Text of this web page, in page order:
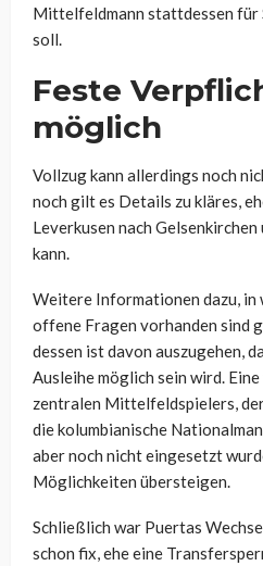
Mittelfeldmann stattdessen für
soll.
Feste
möglich
Vollzug kann allerdings noch
noch gilt es Details zu kläres,
Leverkusen nach
kann.
Weitere Informationen dazu, in
offene Fragen vorhanden sind
dessen ist davon auszugehen,
Ausleihe möglich sein wird.
zentralen Mittelfeldspielers,
die kolumbianische
aber noch nicht eingesetzt
Möglichkeiten übersteigen.
Schließlich war Puertas
schon fix, ehe eine